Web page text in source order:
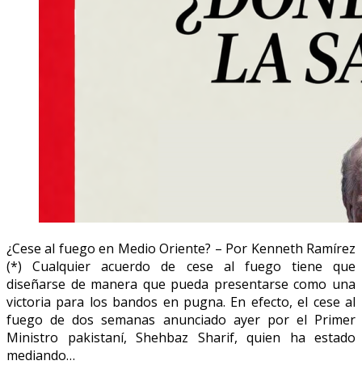
¿Cese al fuego en Medio Oriente? – Por Kenneth Ramírez
(*) Cualquier acuerdo de cese al fuego tiene que
diseñarse de manera que pueda presentarse como una
victoria para los bandos en pugna. En efecto, el cese al
fuego de dos semanas anunciado ayer por el Primer
Ministro pakistaní, Shehbaz Sharif, quien ha estado
mediando…